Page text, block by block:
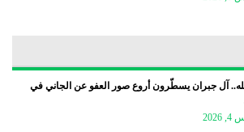
آل جبران يسطّرون أروع صور العفو عن الجاني في